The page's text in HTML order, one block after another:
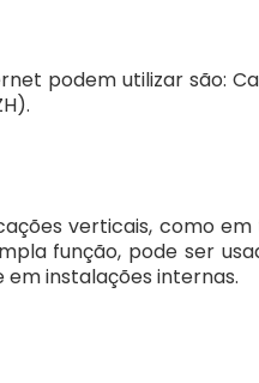
podem utilizar são:
verticais, como
função, pode ser
instalações internas.